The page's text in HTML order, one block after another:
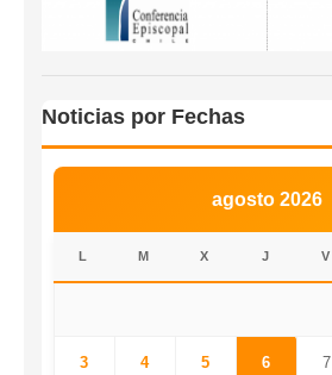
Noticias por Fechas
agosto 2026
L M X J V
3 4 5 6 7